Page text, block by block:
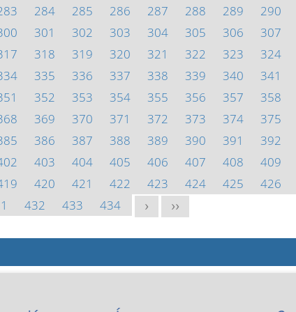
284 285 286 287 288 289 290
301 302 303 304 305 306 307
318 319 320 321 322 323 324
335 336 337 338 339 340 341
352 353 354 355 356 357 358
369 370 371 372 373 374 375
386 387 388 389 390 391 392
403 404 405 406 407 408 409
420 421 422 423 424 425 426
432 433 434 > >>